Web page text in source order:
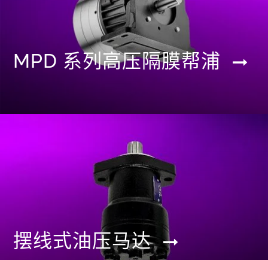
MPD 系列高压隔膜帮浦
摆线式油压马达